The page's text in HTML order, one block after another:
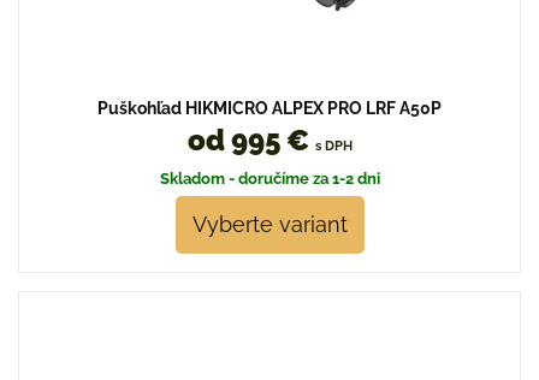
Puškohľad HIKMICRO ALPEX PRO LRF A50P
od 995 € s DPH
Skladom - doručíme za 1-2 dni
Vyberte variant